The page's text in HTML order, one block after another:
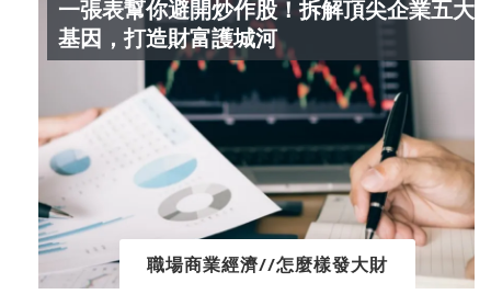
一張表幫你避開炒作股！拆解頂尖企業五大
基因，打造財富護城河
職場商業經濟//怎麼樣發大財